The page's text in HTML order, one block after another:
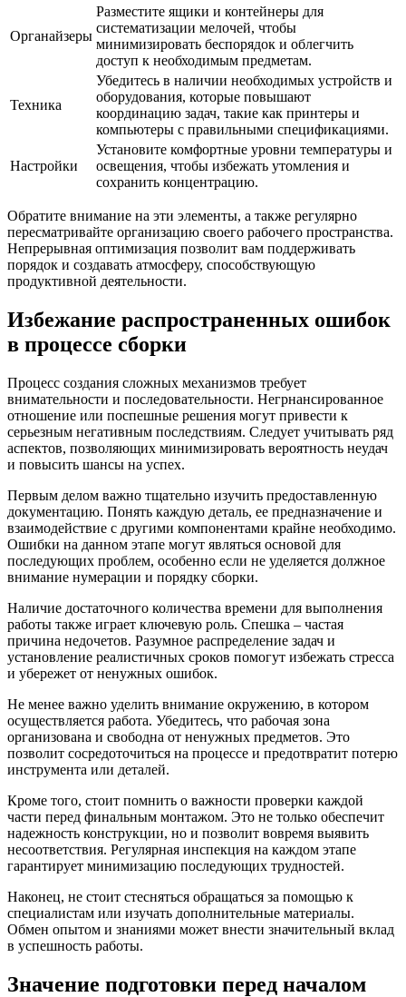
Органайзеры
Разместите ящики и контейнеры для
систематизации мелочей, чтобы
минимизировать беспорядок и облегчить
доступ к необходимым предметам.
Техника
Убедитесь в наличии необходимых устройств и
оборудования, которые повышают
координацию задач, такие как принтеры и
компьютеры с правильными спецификациями.
Настройки
Установите комфортные уровни температуры и
освещения, чтобы избежать утомления и
сохранить концентрацию.
Обратите внимание на эти элементы, а также регулярно
пересматривайте организацию своего рабочего пространства.
Непрерывная оптимизация позволит вам поддерживать
порядок и создавать атмосферу, способствующую
продуктивной деятельности.
Избежание распространенных ошибок
в процессе сборки
Процесс создания сложных механизмов требует
внимательности и последовательности. Негрнансированное
отношение или поспешные решения могут привести к
серьезным негативным последствиям. Следует учитывать ряд
аспектов, позволяющих минимизировать вероятность неудач
и повысить шансы на успех.
Первым делом важно тщательно изучить предоставленную
документацию. Понять каждую деталь, ее предназначение и
взаимодействие с другими компонентами крайне необходимо.
Ошибки на данном этапе могут являться основой для
последующих проблем, особенно если не уделяется должное
внимание нумерации и порядку сборки.
Наличие достаточного количества времени для выполнения
работы также играет ключевую роль. Спешка – частая
причина недочетов. Разумное распределение задач и
установление реалистичных сроков помогут избежать стресса
и убережет от ненужных ошибок.
Не менее важно уделить внимание окружению, в котором
осуществляется работа. Убедитесь, что рабочая зона
организована и свободна от ненужных предметов. Это
позволит сосредоточиться на процессе и предотвратит потерю
инструмента или деталей.
Кроме того, стоит помнить о важности проверки каждой
части перед финальным монтажом. Это не только обеспечит
надежность конструкции, но и позволит вовремя выявить
несоответствия. Регулярная инспекция на каждом этапе
гарантирует минимизацию последующих трудностей.
Наконец, не стоит стесняться обращаться за помощью к
специалистам или изучать дополнительные материалы.
Обмен опытом и знаниями может внести значительный вклад
в успешность работы.
Значение подготовки перед началом